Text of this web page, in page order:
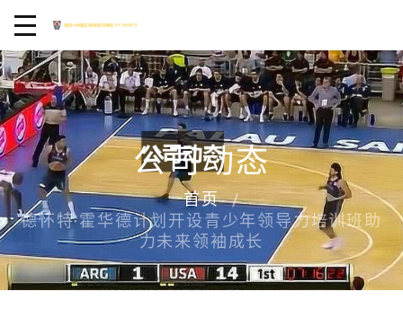
公司动态
首页
德怀特·霍华德计划开设青少年领导力培训班助
力未来领袖成长